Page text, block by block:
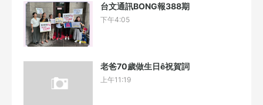
台文通訊BONG報388期
下午4:05
老爸70歲做生日ê祝賀詞
上午11:19